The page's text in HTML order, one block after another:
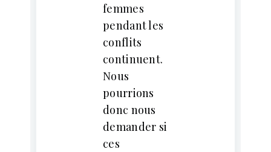
femmes
pendant les
conflits
continuent.
Nous
pourrions
donc nous
demander si
ces